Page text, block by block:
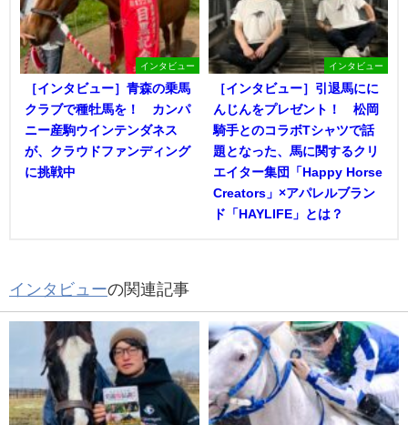
インタビュー
［インタビュー］青森の乗馬
クラブで種牡馬を！ カンパ
ニー産駒ウインテンダネス
が、クラウドファンディング
に挑戦中
インタビュー
［インタビュー］引退馬にに
んじんをプレゼント！ 松岡
騎手とのコラボTシャツで話
題となった、馬に関するクリ
エイター集団「Happy Horse
Creators」×アパレルブラン
ド「HAYLIFE」とは？
インタビューの関連記事